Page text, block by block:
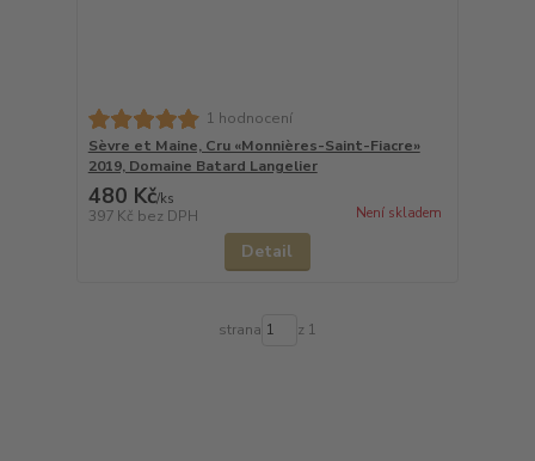
1 hodnocení
Sèvre et Maine, Cru «Monnières-Saint-Fiacre»
2019, Domaine Batard Langelier
480 Kč/ks
397 Kč bez DPH Není skladem
Detail
strana z 1